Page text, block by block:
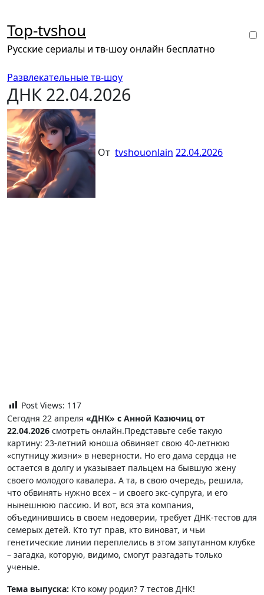
содержанию
Top-tvshou
Русские сериалы и тв-шоу онлайн бесплатно
Развлекательные тв-шоу
ДНК 22.04.2026
От tvshouonlain 22.04.2026
Post Views: 117
Сегодня 22 апреля «ДНК» с Анной Казючиц от
22.04.2026 смотреть онлайн.Представьте себе такую
картину: 23-летний юноша обвиняет свою 40-летнюю
«спутницу жизни» в неверности. Но его дама сердца не
остается в долгу и указывает пальцем на бывшую жену
своего молодого кавалера. А та, в свою очередь, решила,
что обвинять нужно всех – и своего экс-супруга, и его
нынешнюю пассию. И вот, вся эта компания,
объединившись в своем недоверии, требует ДНК-тестов для
семерых детей. Кто тут прав, кто виноват, и чьи
генетические линии переплелись в этом запутанном клубке
– загадка, которую, видимо, смогут разгадать только
ученые.
Тема выпуска: Кто кому родил? 7 тестов ДНК!